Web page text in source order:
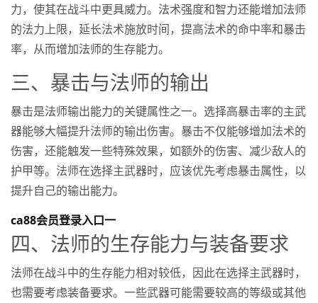
力，使其在战斗中更具威力。法术强度和智力还能增加法师
的法力上限，延长法术施放时间，提高法术的命中率和暴击
率，从而增加法师的生存能力。
三、暴击与法师的输出
暴击是法师输出能力的关键属性之一。选择高暴击率的主武
器能够大幅提升法师的输出伤害。暴击不仅能够增加法术的
伤害，还能触发一些特殊效果，如额外的伤害、减少敌人的
护甲等。法师在选择主武器时，应该优先考虑暴击属性，以
提升自己的输出能力。
ca88会员登录入口一
四、法师的生存能力与装备要求
法师在战斗中的生存能力相对较低，因此在选择主武器时，
也需要考虑装备要求。一些武器可能需要较高的等级或其他